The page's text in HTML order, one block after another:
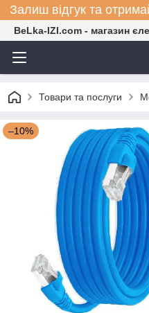
Залиш відгук та
BeLka-IZI.com - магазин
Товари та послуги
–10%